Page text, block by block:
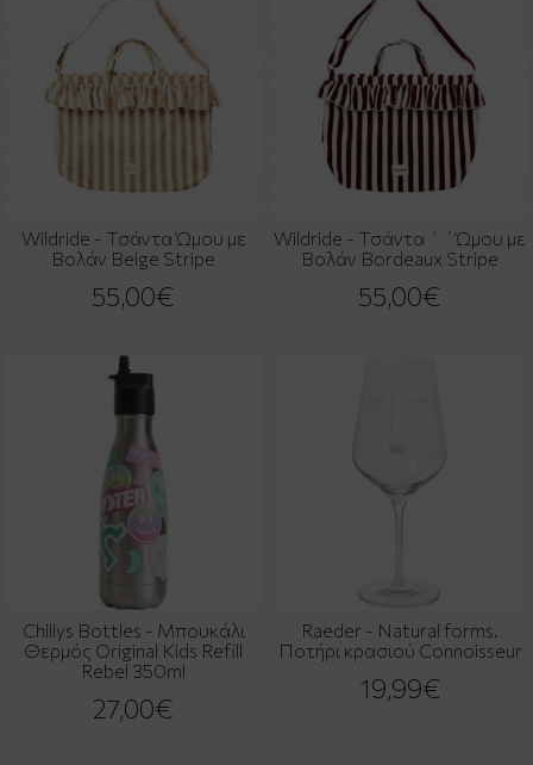
Wildride - Τσάντα Ώμου με
Βολάν Beige Stripe
55,00€
Wildride - Τσάντα ΄ ΄Ώμου με
Βολάν Bordeaux Stripe
55,00€
Chillys Bottles - Μπουκάλι
Θερμός Original Kids Refill
Rebel 350ml
27,00€
Raeder - Natural forms.
Ποτήρι κρασιού Connoisseur
19,99€